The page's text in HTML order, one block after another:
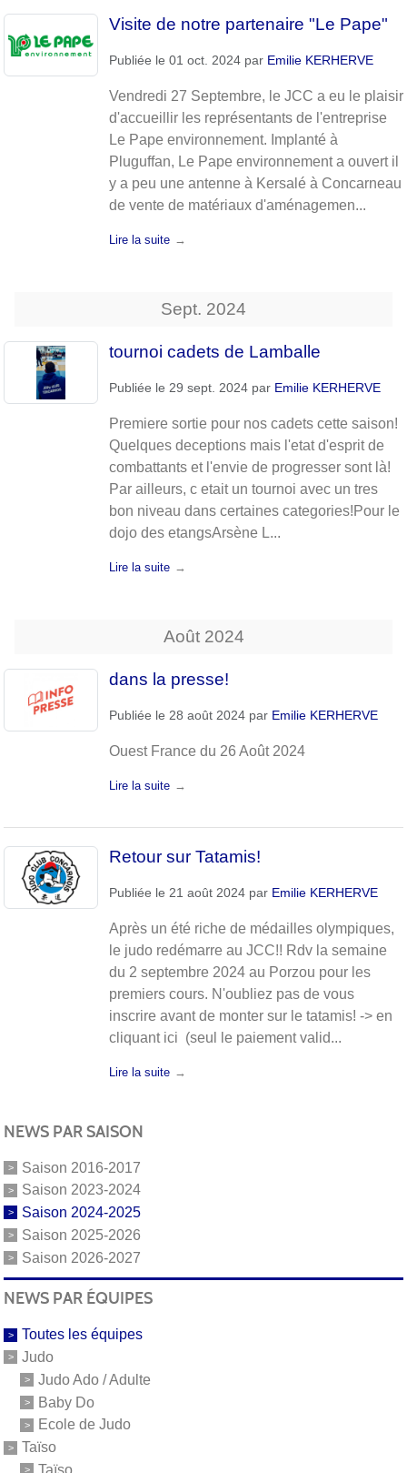
Visite de notre partenaire "Le Pape"
Publiée le 01 oct. 2024 par Emilie KERHERVE
Vendredi 27 Septembre, le JCC a eu le plaisir
d'accueillir les représentants de l'entreprise
Le Pape environnement. Implanté à
Pluguffan, Le Pape environnement a ouvert il
y a peu une antenne à Kersalé à Concarneau
de vente de matériaux d'aménagemen...
Lire la suite
Sept. 2024
tournoi cadets de Lamballe
Publiée le 29 sept. 2024 par Emilie KERHERVE
Premiere sortie pour nos cadets cette saison!
Quelques deceptions mais l'etat d'esprit de
combattants et l'envie de progresser sont là!
Par ailleurs, c etait un tournoi avec un tres
bon niveau dans certaines categories!Pour le
dojo des etangsArsène L...
Lire la suite
Août 2024
dans la presse!
Publiée le 28 août 2024 par Emilie KERHERVE
Ouest France du 26 Août 2024
Lire la suite
Retour sur Tatamis!
Publiée le 21 août 2024 par Emilie KERHERVE
Après un été riche de médailles olympiques,
le judo redémarre au JCC!! Rdv la semaine
du 2 septembre 2024 au Porzou pour les
premiers cours. N'oubliez pas de vous
inscrire avant de monter sur le tatamis! -> en
cliquant ici (seul le paiement valid...
Lire la suite
NEWS PAR SAISON
Saison 2016-2017
Saison 2023-2024
Saison 2024-2025
Saison 2025-2026
Saison 2026-2027
NEWS PAR ÉQUIPES
Toutes les équipes
Judo
Judo Ado / Adulte
Baby Do
Ecole de Judo
Taïso
Taïso